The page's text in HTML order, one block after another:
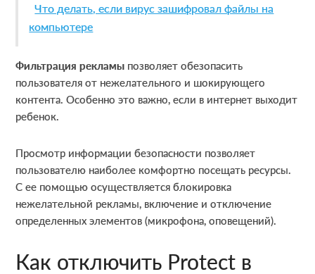
Что делать, если вирус зашифровал файлы на
компьютере
Фильтрация рекламы позволяет обезопасить
пользователя от нежелательного и шокирующего
контента. Особенно это важно, если в интернет выходит
ребенок.
Просмотр информации безопасности позволяет
пользователю наиболее комфортно посещать ресурсы.
С ее помощью осуществляется блокировка
нежелательной рекламы, включение и отключение
определенных элементов (микрофона, оповещений).
Как отключить Protect в